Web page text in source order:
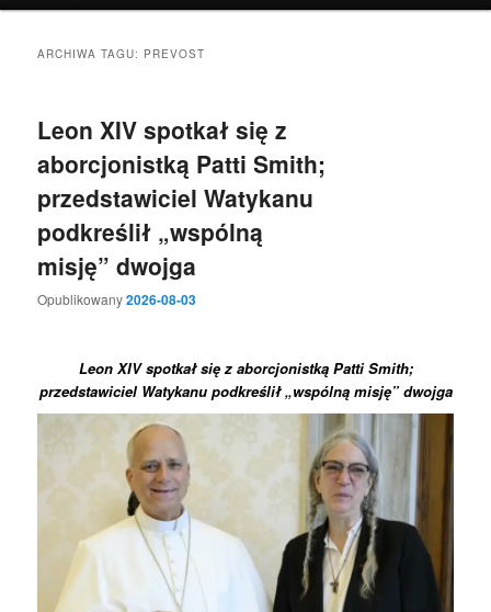
ARCHIWA TAGU: PREVOST
Leon XIV spotkał się z
aborcjonistką Patti Smith;
przedstawiciel Watykanu
podkreślił „wspólną
misję” dwojga
Opublikowany2026-08-03
Leon XIV spotkał się z aborcjonistką Patti Smith;
przedstawiciel Watykanu podkreślił „wspólną misję” dwojga